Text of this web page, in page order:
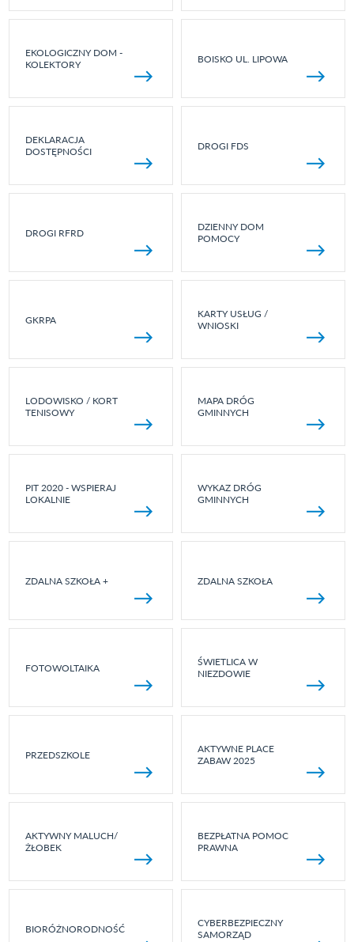
EKOLOGICZNY DOM -
KOLEKTORY
BOISKO UL. LIPOWA
DEKLARACJA
DOSTĘPNOŚCI
DROGI FDS
DROGI RFRD
DZIENNY DOM
POMOCY
GKRPA
KARTY USŁUG /
WNIOSKI
LODOWISKO / KORT
TENISOWY
MAPA DRÓG
GMINNYCH
PIT 2020 - WSPIERAJ
LOKALNIE
WYKAZ DRÓG
GMINNYCH
ZDALNA SZKOŁA + ZDALNA SZKOŁA
FOTOWOLTAIKA
ŚWIETLICA W
NIEZDOWIE
PRZEDSZKOLE
AKTYWNE PLACE
ZABAW 2025
AKTYWNY MALUCH/
ŻŁOBEK
BEZPŁATNA POMOC
PRAWNA
BIORÓŻNORODNOŚĆ
CYBERBEZPIECZNY
SAMORZĄD